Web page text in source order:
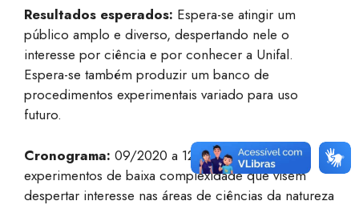
Resultados esperados: Espera-se atingir um
público amplo e diverso, despertando nele o
interesse por ciência e por conhecer a Unifal.
Espera-se também produzir um banco de
procedimentos experimentais variado para uso
futuro.
Cronograma: 09/2020 a 12/2020 – Pesquisar
experimentos de baixa complexidade que visem
despertar interesse nas áreas de ciências da natureza